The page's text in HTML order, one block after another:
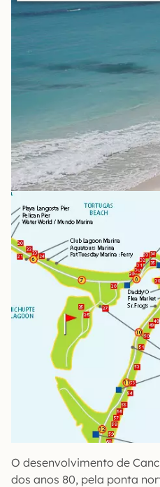
O desenvolvimento de
dos anos 80, pela ponta